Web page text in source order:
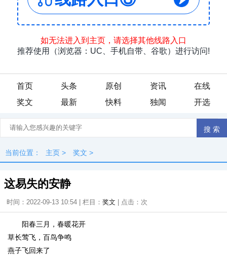
首页 头条 原创 资讯
在线
奖文
最新 快料 独闻 开选
当前位置： 主页 > 奖文 >
这易失的安静
时间：2022-09-13 10:54 | 栏目： 奖文 | 点击： 次
阳春三月，春暖花开
草长莺飞，百鸟争鸣
燕子飞回来了